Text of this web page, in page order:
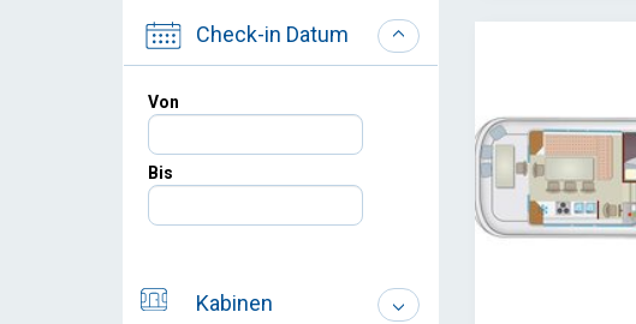
Check-in Datum
Von
Bis
Kabinen